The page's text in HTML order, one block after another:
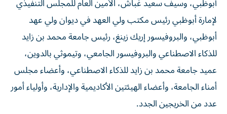
لإمارة أبوظبي رئيس مكتب ولي العهد في ديوان ولي عهد
أبوظبي، والبروفيسور إريك زينغ، رئيس جامعة محمد بن زايد
للذكاء الاصطناعي والبروفيسور الجامعي، وتيموثي بالدوين،
عميد جامعة محمد بن زايد للذكاء الاصطناعي، وأعضاء مجلس
أمناء الجامعة، وأعضاء الهيئتين الأكاديمية والإدارية، وأولياء أمور
عدد من الخريجين الجدد.